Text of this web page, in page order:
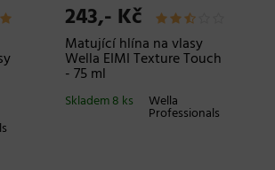
243,- Kč
Matující hlína na vlasy
Wella EIMI Texture Touch
- 75 ml
Wella
Professionals
Skladem 8 ks